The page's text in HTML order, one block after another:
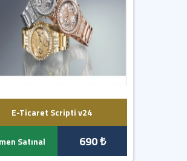
E-Ticaret Scripti v24
Satınal 690 ₺